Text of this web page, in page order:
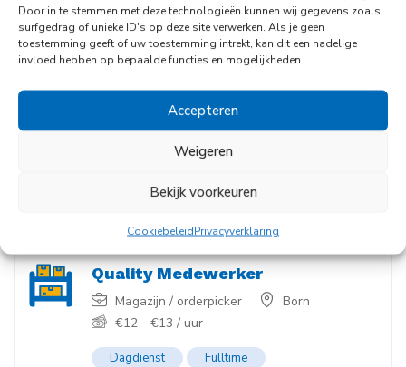
Door in te stemmen met deze technologieën kunnen wij gegevens zoals
surfgedrag of unieke ID's op deze site verwerken. Als je geen
toestemming geeft of uw toestemming intrekt, kan dit een nadelige
invloed hebben op bepaalde functies en mogelijkheden.
Accepteren
Weigeren
Bekijk voorkeuren
CookiebeleidPrivacyverklaring
Dagdienst Fulltime
Heftruck / Reachtruck,Logistiek /
,Magazijn / orderpicker
Quality Medewerker
Magazijn / orderpicker
Born
€12 - €13 / uur
Dagdienst Fulltime